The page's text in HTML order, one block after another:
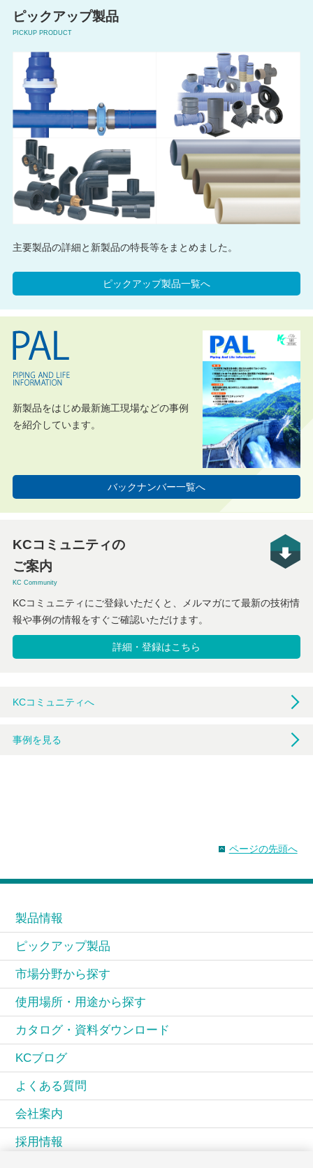
ピックアップ製品
PICKUP PRODUCT
主要製品の詳細と新製品の特長等をまとめました。
ピックアップ製品一覧へ
新製品をはじめ最新施工現場などの事例
を紹介しています。
バックナンバー一覧へ
KCコミュニティの
ご案内
KC Community
KCコミュニティにご登録いただくと、メルマガにて最新の技術情
報や事例の情報をすぐご確認いただけます。
詳細・登録はこちら
KCコミュニティへ
事例を見る
ページの先頭へ
製品情報
ピックアップ製品
市場分野から探す
使用場所・用途から探す
カタログ・資料ダウンロード
KCブログ
よくある質問
会社案内
採用情報